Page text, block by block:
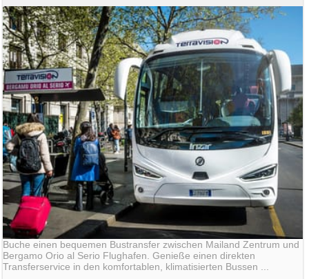
Buche einen bequemen Bustransfer zwischen Mailand Zentrum und
Bergamo Orio al Serio Flughafen. Genieße einen direkten
Transferservice in den komfortablen, klimatisierten Bussen ...